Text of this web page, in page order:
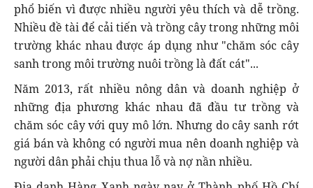
phổ biến vì được nhiều người yêu thích và dễ trồng.
Nhiều đề tài để cải tiến và trồng cây trong những môi
trường khác nhau được áp dụng như "chăm sóc cây
sanh trong môi trường nuôi trồng là đất cát"...
Năm 2013, rất nhiều nông dân và doanh nghiệp ở
những địa phương khác nhau đã đầu tư trồng và
chăm sóc cây với quy mô lớn. Nhưng do cây sanh rớt
giá bán và không có người mua nên doanh nghiệp và
người dân phải chịu thua lỗ và nợ nần nhiều.